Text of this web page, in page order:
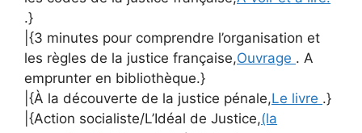
.}
|{3 minutes pour comprendre l’organisation et
les règles de la justice française,Ouvrage . A
emprunter en bibliothèque.}
|{À la découverte de la justice pénale,Le livre .}
|{Action socialiste/L’Idéal de Justice,(la